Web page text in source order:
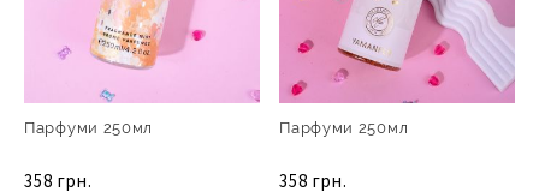
Парфуми 250мл
358 грн.
Парфуми 250мл
358 грн.